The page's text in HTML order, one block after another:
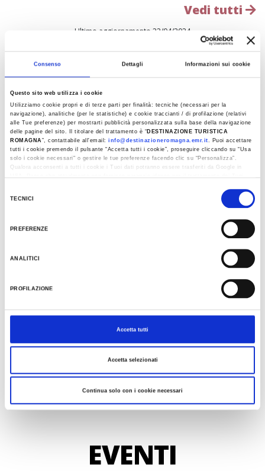
Consenso Dettagli Informazioni sui cookie
Questo sito web utilizza i cookie
Utilizziamo cookie propri e di terze parti per finalità: tecniche (necessari per la
navigazione), analitiche (per le statistiche) e cookie traccianti / di profilazione (relativi
alle Tue preferenze) per mostrarti pubblicità personalizzata sulla base della navigazione
delle pagine del sito. Il titolare del trattamento è “ DESTINAZIONE TURISTICA
ROMAGNA”, contattabile all'email:info@destinazioneromagna.emr.it. Puoi accettare
tutti i cookie premendo il pulsante “Accetta tutti i cookie”, proseguire cliccando su “Usa
solo i cookie necessari" o gestire le tue preferenze facendo clic su “Personalizza”.
Qualora acconsenti a tutti i cookie i Tuoi dati potranno essere trasferiti da Google in
TECNICI
PREFERENZE
ANALITICI
PROFILAZIONE
Accetta tutti
Accetta selezionati
Continua solo con i cookie necessari
Vedi tutti
Ultimo aggiornamento 22/04/2024
EVENTI
Vivi gli eventi della Romagna
EVENTI